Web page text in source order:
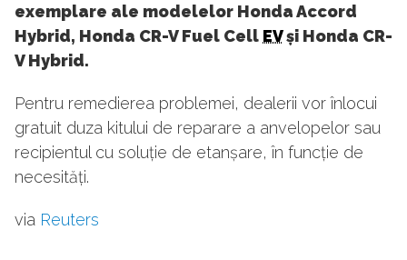
exemplare ale modelelor Honda Accord
Hybrid, Honda CR-V Fuel Cell EVși Honda CR-
V Hybrid.
Pentru remedierea problemei, dealerii vor înlocui
gratuit duza kitului de reparare a anvelopelor sau
recipientul cu soluție de etanșare, în funcție de
necesități.
via Reuters